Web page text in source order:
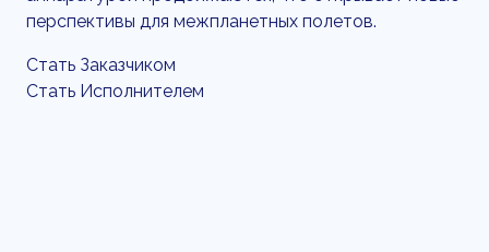
перспективы для межпланетных полетов.
Стать Заказчиком
Стать Исполнителем